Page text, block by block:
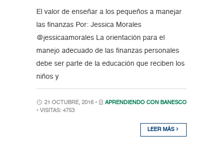
El valor de enseñar a los pequeños a manejar
las finanzas Por: Jessica Morales
@jessicaamorales La orientación para el
manejo adecuado de las finanzas personales
debe ser parte de la educación que reciben los
niños y
21 OCTUBRE, 2016 •
APRENDIENDO CON BANESCO
• VISITAS: 4753
LEER MÁS